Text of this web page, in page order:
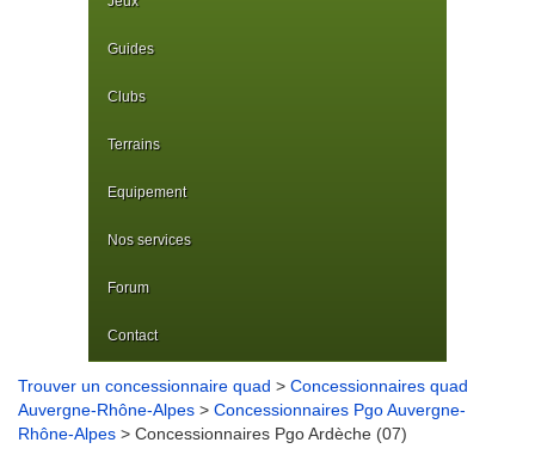
Guides
Clubs
Terrains
Equipement
Nos services
Forum
Contact
Trouver un concessionnaire quad > Concessionnaires quad
Auvergne-Rhône-Alpes > Concessionnaires Pgo Auvergne-
Rhône-Alpes > Concessionnaires Pgo Ardèche (07)